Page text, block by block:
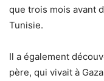
que trois mois avant
Tunisie.
Il a également
père, qui vivait à